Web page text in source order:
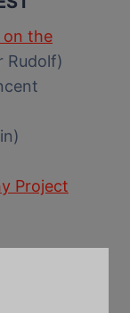
on the
Rudolf)
Project